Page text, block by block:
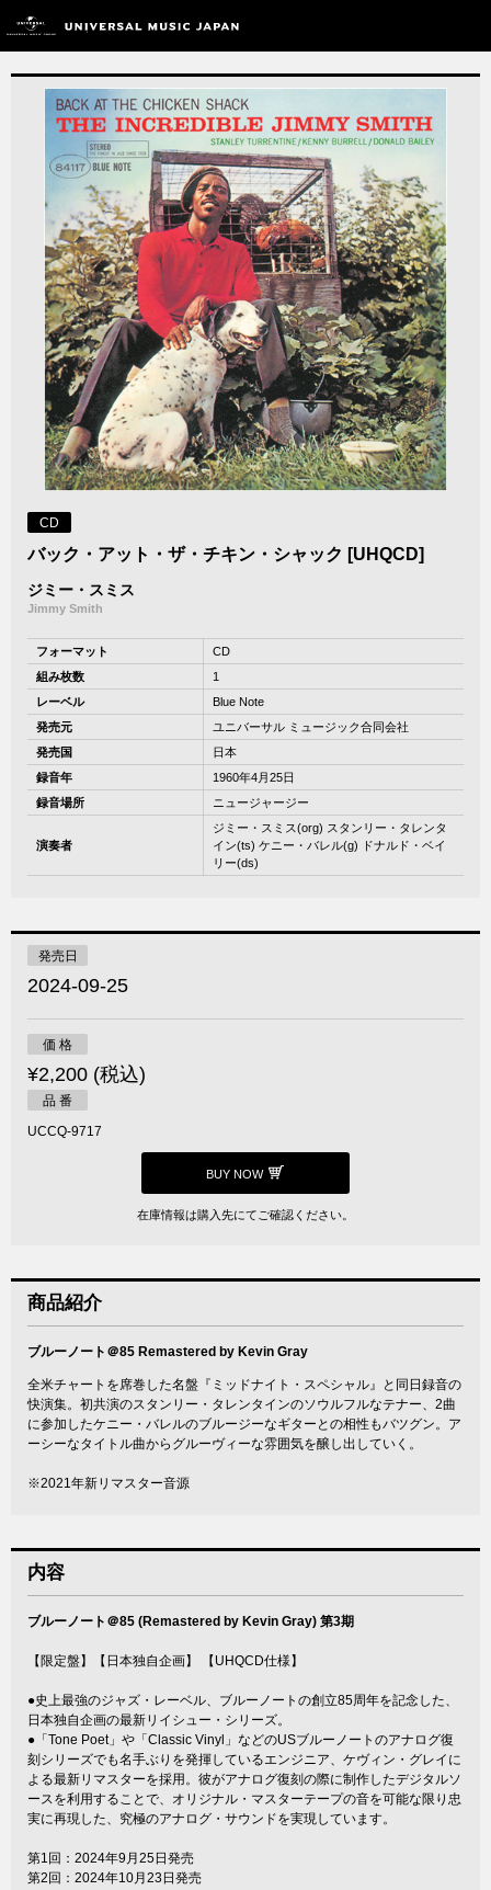
CD
バック・アット・ザ・チキン・シャック [UHQCD]
ジミー・スミス
Jimmy Smith
フォーマット
CD
組み枚数
1
レーベル
Blue Note
発売元
ユニバーサル ミュージック合同会社
発売国
日本
録音年
1960年4月25日
録音場所
ニュージャージー
演奏者
ジミー・スミス(org) スタンリー・タレンタ
イン(ts) ケニー・バレル(g) ドナルド・ベイ
リー(ds)
発売日
2024-09-25
価 格
¥2,200 (税込)
品 番
UCCQ-9717
BUY NOW
在庫情報は購入先にてご確認ください。
商品紹介
ブルーノート＠85 Remastered by Kevin Gray
全米チャートを席巻した名盤『ミッドナイト・スペシャル』と同日録音の
快演集。初共演のスタンリー・タレンタインのソウルフルなテナー、2曲
に参加したケニー・バレルのブルージーなギターとの相性もバツグン。ア
ーシーなタイトル曲からグルーヴィーな雰囲気を醸し出していく。
※2021年新リマスター音源
内容
ブルーノート＠85 (Remastered by Kevin Gray) 第3期
【限定盤】【日本独自企画】 【UHQCD仕様】
●史上最強のジャズ・レーベル、ブルーノートの創立85周年を記念した、
日本独自企画の最新リイシュー・シリーズ。
●「Tone Poet」や「Classic Vinyl」などのUSブルーノートのアナログ復
刻シリーズでも名手ぶりを発揮しているエンジニア、ケヴィン・グレイに
よる最新リマスターを採用。彼がアナログ復刻の際に制作したデジタルソ
ースを利用することで、オリジナル・マスターテープの音を可能な限り忠
実に再現した、究極のアナログ・サウンドを実現しています。
第1回：2024年9月25日発売
第2回：2024年10月23日発売